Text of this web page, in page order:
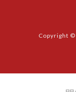
Copyright ©